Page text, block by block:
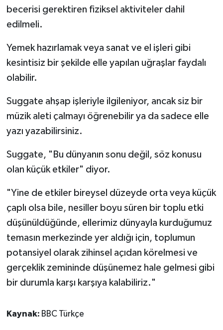
becerisi gerektiren fiziksel aktiviteler dahil
edilmeli.
Yemek hazırlamak veya sanat ve el işleri gibi
kesintisiz bir şekilde elle yapılan uğraşlar faydalı
olabilir.
Suggate ahşap işleriyle ilgileniyor, ancak siz bir
müzik aleti çalmayı öğrenebilir ya da sadece elle
yazı yazabilirsiniz.
Suggate, "Bu dünyanın sonu değil, söz konusu
olan küçük etkiler" diyor.
"Yine de etkiler bireysel düzeyde orta veya küçük
çaplı olsa bile, nesiller boyu süren bir toplu etki
düşünüldüğünde, ellerimiz dünyayla kurduğumuz
temasın merkezinde yer aldığı için, toplumun
potansiyel olarak zihinsel açıdan körelmesi ve
gerçeklik zemininde düşünemez hale gelmesi gibi
bir durumla karşı karşıya kalabiliriz."
Kaynak: BBC Türkçe